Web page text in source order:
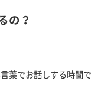
の？
葉でお話しする時間で